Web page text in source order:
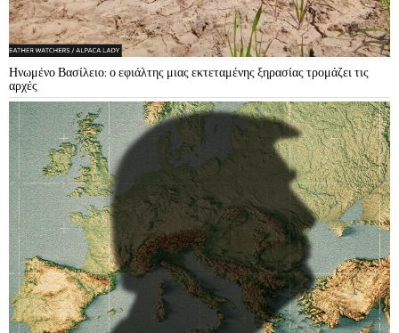
Ηνωμένο Βασίλειο: ο εφιάλτης μιας εκτεταμένης ξηρασίας τρομάζει τις
αρχές